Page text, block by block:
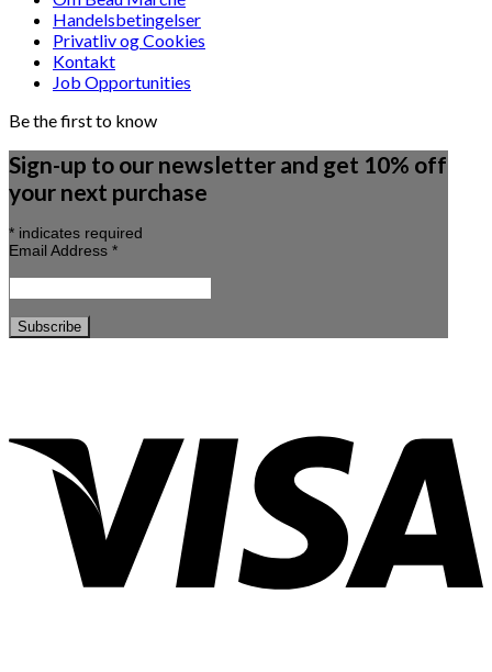
Handelsbetingelser
Privatliv og Cookies
Kontakt
Job Opportunities
Be the first to know
Sign-up to our newsletter and get 10% off
your next purchase
* indicates required
Email Address *